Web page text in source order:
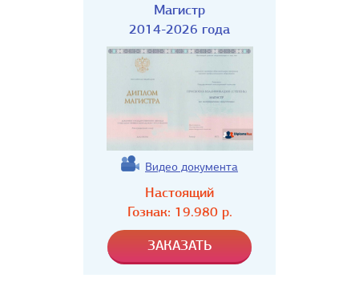
Магистр
2014-2026 года
Видео документа
Настоящий
Гознак: 19.980р.